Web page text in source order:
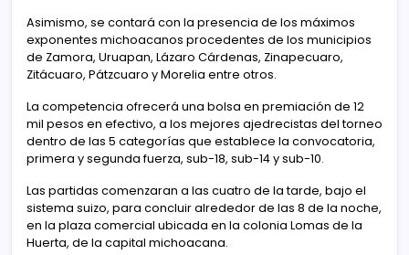
Asimismo, se contará con la presencia de los máximos
exponentes michoacanos procedentes de los municipios
de Zamora, Uruapan, Lázaro Cárdenas, Zinapecuaro,
Zitácuaro, Pátzcuaro y Morelia entre otros.
La competencia ofrecerá una bolsa en premiación de 12
mil pesos en efectivo, a los mejores ajedrecistas del torneo
dentro de las 5 categorías que establece la convocatoria,
primera y segunda fuerza, sub-18, sub-14 y sub-10.
Las partidas comenzaran a las cuatro de la tarde, bajo el
sistema suizo, para concluir alrededor de las 8 de la noche,
en la plaza comercial ubicada en la colonia Lomas de la
Huerta, de la capital michoacana.